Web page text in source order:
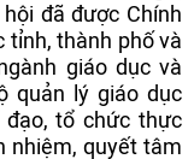
đã được Chính
tỉnh, thành phố và
giáo dục và
quản lý giáo dục
tổ chức thực
nhiệm, quyết tâm